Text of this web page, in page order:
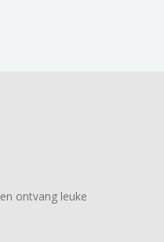
en ontvang leuke